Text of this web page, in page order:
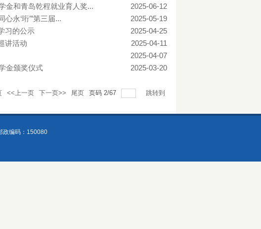
金和青岛乾程就业育人奖...
2025-06-12
永‘珩’”第三届...
2025-05-19
习的公示
2025-04-25
讲活动
2025-04-11
2025-04-07
金颁奖仪式
2025-03-20
<<上一页 下一页>> 尾页 页码 2/67 跳转到
政编码：150080